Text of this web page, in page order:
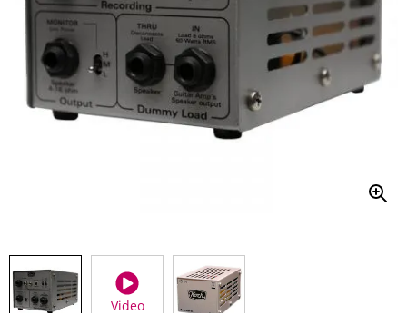
Video